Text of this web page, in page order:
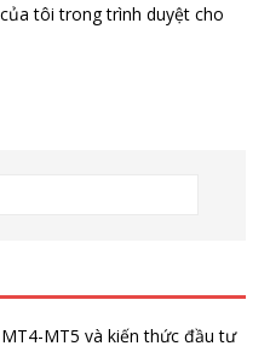
tôi trong trình duyệt cho
MT5 và kiến thức đầu tư